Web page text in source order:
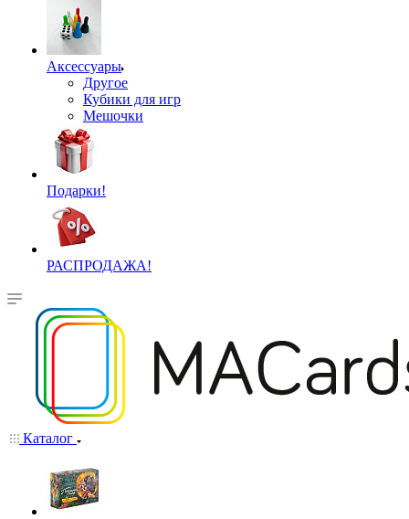
Аксессуары
Другое
Кубики для игр
Мешочки
Подарки!
РАСПРОДАЖА!
Каталог